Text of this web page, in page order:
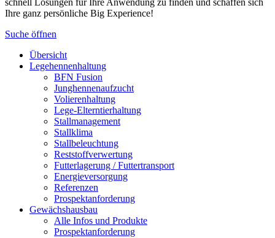
schnell Lösungen für Ihre Anwendung zu finden und schaffen sich
Ihre ganz persönliche Big Experience!
Suche öffnen
Übersicht
Legehennenhaltung
BFN Fusion
Junghennenaufzucht
Volierenhaltung
Lege-Elterntierhaltung
Stallmanagement
Stallklima
Stallbeleuchtung
Reststoffverwertung
Futterlagerung / Futtertransport
Energieversorgung
Referenzen
Prospektanforderung
Gewächshausbau
Alle Infos und Produkte
Prospektanforderung